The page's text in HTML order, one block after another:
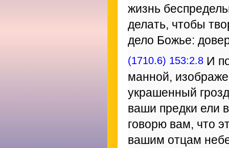
жизнь
делать, чтобы
дело Божье:
(1710.6) 153:2.8 И
манной,
украшенный
ваши предки ели
говорю вам, что
вашим отцам